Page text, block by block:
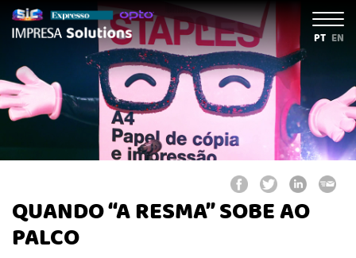
PT EN
QUANDO “A RESMA” SOBE AO
PALCO